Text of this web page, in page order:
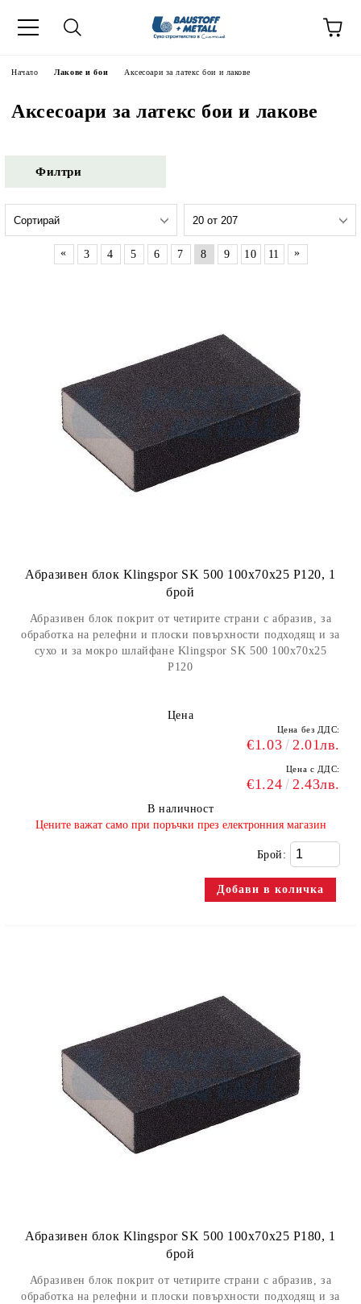
Начало Лакове и бои Аксесоари за латекс бои и лакове
Аксесоари за латекс бои и лакове
Филтри
« 3 4 5 6 7 8 9 10 11 »
Абразивен блок Klingspor SK 500 100x70x25 P120, 1
брой
Абразивен блок покрит от четирите страни с абразив, за
обработка на релефни и плоски повърхности подходящ и за
сухо и за мокро шлайфане Klingspor SK 500 100x70x25
Р120
Цена
Цена без ДДС:
€1.03 2.01лв.
Цена с ДДС:
€1.24 2.43лв.
В наличност
​Цените важат само при поръчки през електронния магазин
Брой:
Абразивен блок Klingspor SK 500 100x70x25 P180, 1
брой
Абразивен блок покрит от четирите страни с абразив, за
обработка на релефни и плоски повърхности подходящ и за